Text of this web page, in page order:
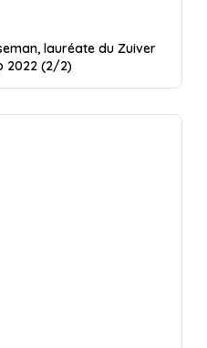
lauréate du Zuiver
2022 (2/2)